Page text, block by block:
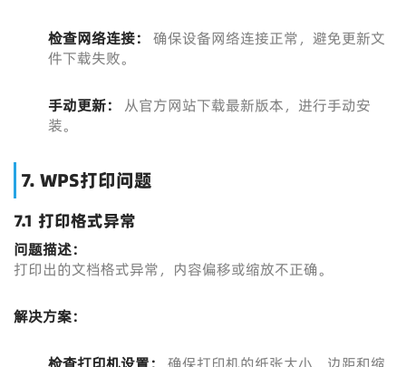
检查网络连接：
确保设备网络连接正常，避免更新文
件下载失败。
手动更新：
从官方网站下载最新版本，进行手动安
装。
7. WPS打印问题
7.1 打印格式异常
问题描述：
打印出的文档格式异常，内容偏移或缩放不正确。
解决方案：